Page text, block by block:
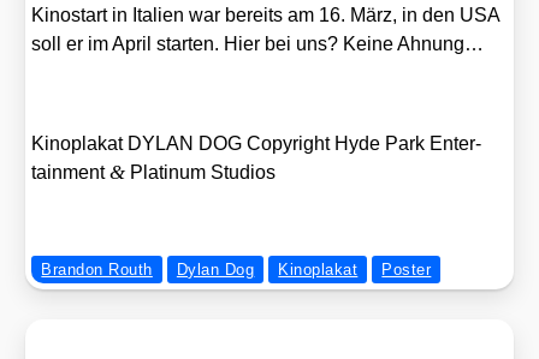
Kino­start in Ita­li­en war bereits am 16. März, in den USA
soll er im April star­ten. Hier bei uns? Kei­ne Ahnung…
Kino­pla­kat DYLAN DOG Copy­right Hyde Park Enter­
tain­ment& Pla­ti­num Stu­di­os
Brandon Routh Dylan Dog Kinoplakat Poster